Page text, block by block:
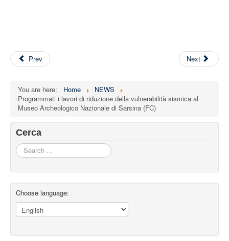
Prev Next
You are here: Home
NEWS
Programmati i lavori di riduzione della vulnerabilità sismica al
Museo Archeologico Nazionale di Sarsina (FC)
Cerca
Search
...
Choose language: